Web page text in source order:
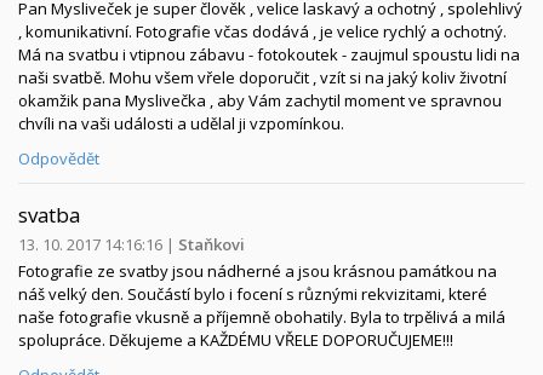
Pan Mysliveček je super člověk , velice laskavý a ochotný , spolehlivý
, komunikativní. Fotografie včas dodává , je velice rychlý a ochotný.
Má na svatbu i vtipnou zábavu - fotokoutek - zaujmul spoustu lidi na
naši svatbě. Mohu všem vřele doporučit , vzít si na jaký koliv životní
okamžik pana Myslivečka , aby Vám zachytil moment ve spravnou
chvíli na vaši události a udělal ji vzpomínkou.
Odpovědět
svatba
13. 10. 2017 14:16:16 | Staňkovi
Fotografie ze svatby jsou nádherné a jsou krásnou památkou na
náš velký den. Součástí bylo i focení s různými rekvizitami, které
naše fotografie vkusně a příjemně obohatily. Byla to trpělivá a milá
spolupráce. Děkujeme a KAŽDÉMU VŘELE DOPORUČUJEME!!!